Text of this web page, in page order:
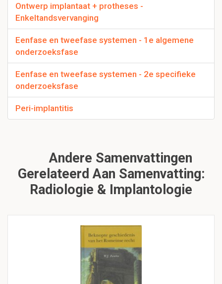
Ontwerp implantaat + protheses -
Enkeltandsvervanging
Eenfase en tweefase systemen - 1e algemene
onderzoeksfase
Eenfase en tweefase systemen - 2e specifieke
onderzoeksfase
Peri-implantitis
Andere Samenvattingen
Gerelateerd Aan Samenvatting:
Radiologie & Implantologie